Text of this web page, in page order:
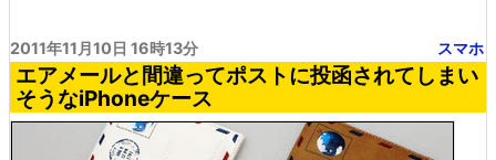
2011年11月10日 16時13分 スマホ
エアメールと間違ってポストに投函されてしまい
そうなiPhoneケース